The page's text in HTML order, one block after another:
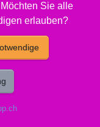
Jetzt günstig und
Sie alle
erlauben?